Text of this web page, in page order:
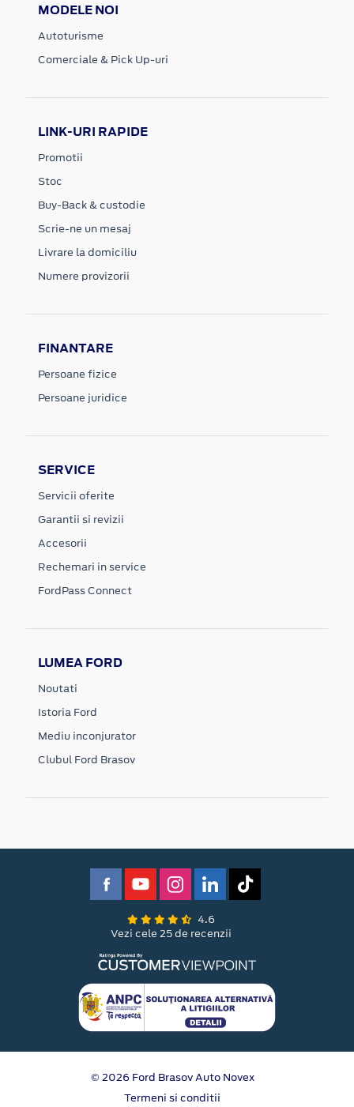
MODELE NOI
Autoturisme
Comerciale & Pick Up-uri
LINK-URI RAPIDE
Promotii
Stoc
Buy-Back & custodie
Scrie-ne un mesaj
Livrare la domiciliu
Numere provizorii
FINANTARE
Persoane fizice
Persoane juridice
SERVICE
Servicii oferite
Garantii si revizii
Accesorii
Rechemari in service
FordPass Connect
LUMEA FORD
Noutati
Istoria Ford
Mediu inconjurator
Clubul Ford Brasov
4.6
Vezi cele 25 de recenzii
© 2026 Ford Brasov Auto Novex
Termeni si conditii